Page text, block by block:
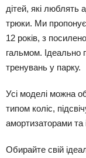
дітей, які люблять
трюки. Ми
12 років, з
гальмом. Ідеально
тренувань у парку.
Усі моделі можна
типом коліс,
амортизаторами
Обирайте свій